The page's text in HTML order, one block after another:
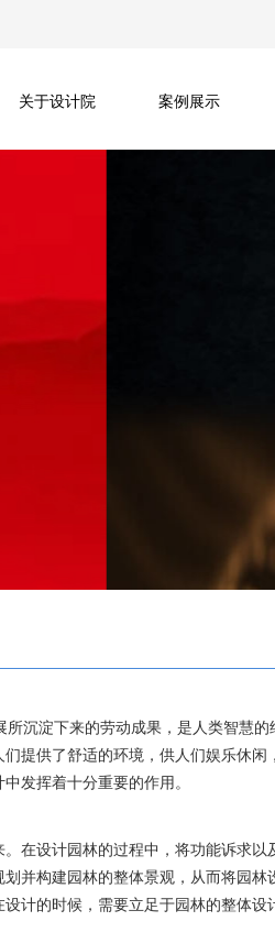
关于设计院 案例展示
沉淀下来的劳动成果，是人类智慧
提供了舒适的环境，供人们娱乐休
发挥着十分重要的作用。
在设计园林的过程中，将功能诉求
并构建园林的整体景观，从而将园
计的时候，需要立足于园林的整体设